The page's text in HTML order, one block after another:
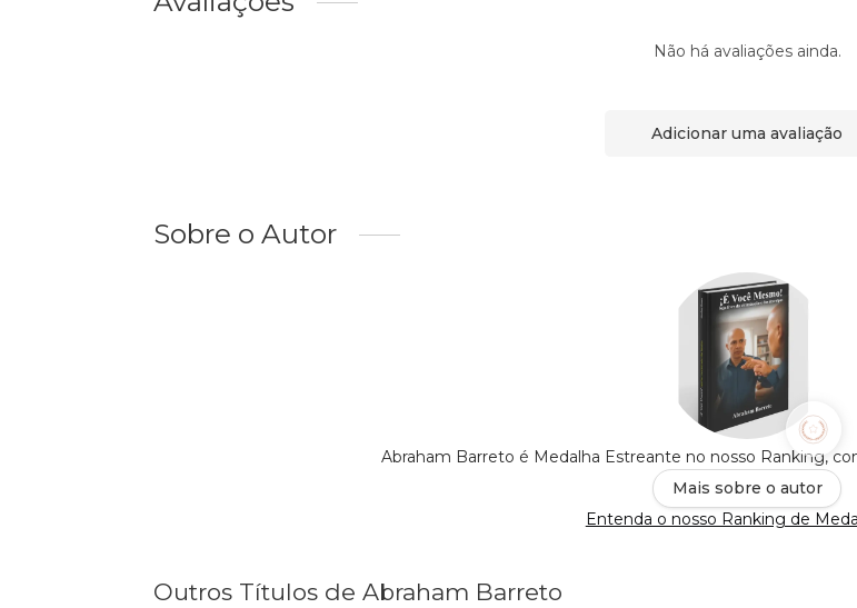
Não há avaliações ainda.
Adicionar uma avaliação
Sobre o Autor
Abraham Barreto é Medalha Estreante no nosso Ranking,
Mais sobre o autor
Entenda o nosso Ranking de
Outros Títulos de Abraham Barreto